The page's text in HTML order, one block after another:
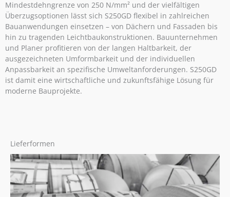
Mindestdehngrenze von 250 N/mm² und der vielfältigen
Überzugsoptionen lässt sich S250GD flexibel in zahlreichen
Bauanwendungen einsetzen – von Dächern und Fassaden bis
hin zu tragenden Leichtbaukonstruktionen. Bauunternehmen
und Planer profitieren von der langen Haltbarkeit, der
ausgezeichneten Umformbarkeit und der individuellen
Anpassbarkeit an spezifische Umweltanforderungen. S250GD
ist damit eine wirtschaftliche und zukunftsfähige Lösung für
moderne Bauprojekte.
Lieferformen